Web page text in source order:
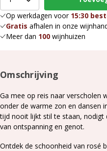
Op werkdagen voor 15:30
Gratis afhalen in onze
Meer dan 100 wijnhuizen
Omschrijving
Ga mee op reis naar verscholen
onder de warme zon en dansen
tijd nooit lijkt stil te staan,
van ontspanning en genot.
Ontdek de schoonheid van rosé